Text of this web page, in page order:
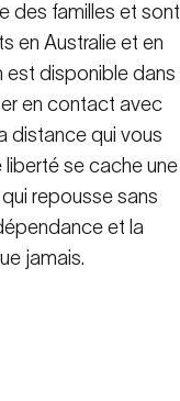
des familles et sont
en Australie et en
est disponible dans
en contact avec
distance qui vous
se cache une
repousse sans
et la
jamais.